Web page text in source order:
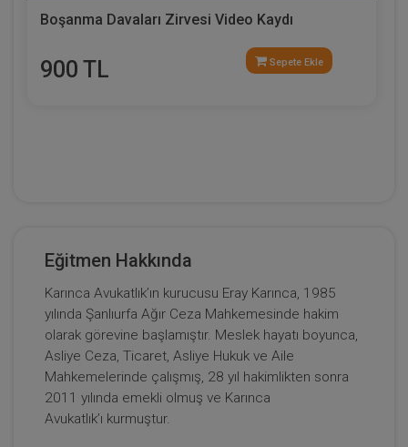
Boşanma Davaları Zirvesi Video Kaydı
900 TL Sepete Ekle
Eğitmen Hakkında
Karınca Avukatlık’ın kurucusu Eray Karınca, 1985
yılında Şanlıurfa Ağır Ceza Mahkemesinde hakim
olarak görevine başlamıştır. Meslek hayatı boyunca,
Asliye Ceza, Ticaret, Asliye Hukuk ve Aile
Mahkemelerinde çalışmış, 28 yıl hakimlikten sonra
2011 yılında emekli olmuş ve Karınca
Avukatlık’ı kurmuştur.